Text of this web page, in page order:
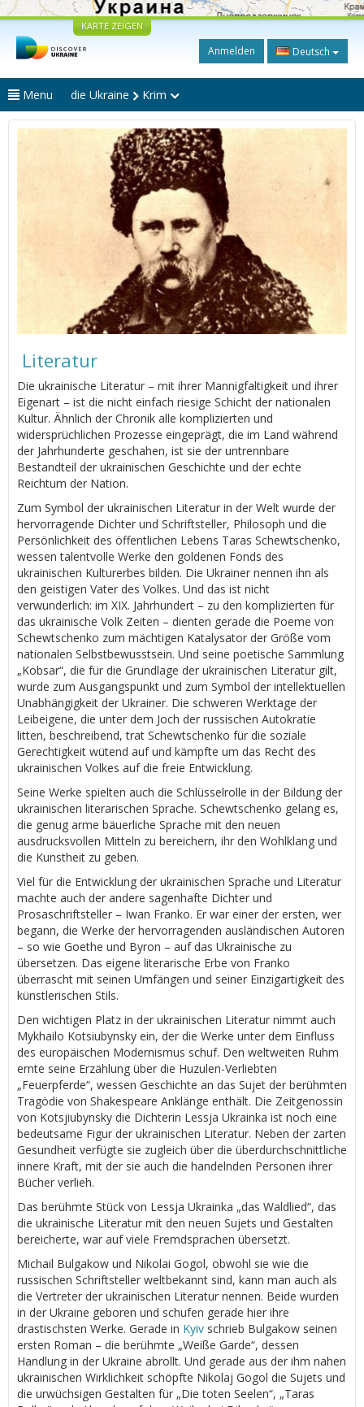
KARTE ZEIGEN
Anmelden Deutsch
Menu die Ukraine Krim
Literatur
Die ukrainische Literatur – mit ihrer Mannigfaltigkeit und ihrer
Eigenart – ist die nicht einfach riesige Schicht der nationalen
Kultur. Ähnlich der Chronik alle komplizierten und
widersprüchlichen Prozesse eingeprägt, die im Land während
der Jahrhunderte geschahen, ist sie der untrennbare
Bestandteil der ukrainischen Geschichte und der echte
Reichtum der Nation.
Zum Symbol der ukrainischen Literatur in der Welt wurde der
hervorragende Dichter und Schriftsteller, Philosoph und die
Persönlichkeit des öffentlichen Lebens Taras Schewtschenko,
wessen talentvolle Werke den goldenen Fonds des
ukrainischen Kulturerbes bilden. Die Ukrainer nennen ihn als
den geistigen Vater des Volkes. Und das ist nicht
verwunderlich: im XIX. Jahrhundert – zu den komplizierten für
das ukrainische Volk Zeiten – dienten gerade die Poeme von
Schewtschenko zum mächtigen Katalysator der Größe vom
nationalen Selbstbewusstsein. Und seine poetische Sammlung
„Kobsar“, die für die Grundlage der ukrainischen Literatur gilt,
wurde zum Ausgangspunkt und zum Symbol der intellektuellen
Unabhängigkeit der Ukrainer. Die schweren Werktage der
Leibeigene, die unter dem Joch der russischen Autokratie
litten, beschreibend, trat Schewtschenko für die soziale
Gerechtigkeit wütend auf und kämpfte um das Recht des
ukrainischen Volkes auf die freie Entwicklung.
Seine Werke spielten auch die Schlüsselrolle in der Bildung der
ukrainischen literarischen Sprache. Schewtschenko gelang es,
die genug arme bäuerliche Sprache mit den neuen
ausdrucksvollen Mitteln zu bereichern, ihr den Wohlklang und
die Kunstheit zu geben.
Viel für die Entwicklung der ukrainischen Sprache und Literatur
machte auch der andere sagenhafte Dichter und
Prosaschriftsteller – Iwan Franko. Er war einer der ersten, wer
begann, die Werke der hervorragenden ausländischen Autoren
– so wie Goethe und Byron – auf das Ukrainische zu
übersetzen. Das eigene literarische Erbe von Franko
überrascht mit seinen Umfängen und seiner Einzigartigkeit des
künstlerischen Stils.
Den wichtigen Platz in der ukrainischen Literatur nimmt auch
Mykhailo Kotsiubynsky ein, der die Werke unter dem Einfluss
des europäischen Modernismus schuf. Den weltweiten Ruhm
ernte seine Erzählung über die Huzulen-Verliebten
„Feuerpferde“, wessen Geschichte an das Sujet der berühmten
Tragödie von Shakespeare Anklänge enthält. Die Zeitgenossin
von Kotsjiubynsky die Dichterin Lessja Ukrainka ist noch eine
bedeutsame Figur der ukrainischen Literatur. Neben der zarten
Gesundheit verfügte sie zugleich über die überdurchschnittliche
innere Kraft, mit der sie auch die handelnden Personen ihrer
Bücher verlieh.
Das berühmte Stück von Lessja Ukrainka „das Waldlied“, das
die ukrainische Literatur mit den neuen Sujets und Gestalten
bereicherte, war auf viele Fremdsprachen übersetzt.
Michail Bulgakow und Nikolai Gogol, obwohl sie wie die
russischen Schriftsteller weltbekannt sind, kann man auch als
die Vertreter der ukrainischen Literatur nennen. Beide wurden
in der Ukraine geboren und schufen gerade hier ihre
drastischsten Werke. Gerade in Kyiv schrieb Bulgakow seinen
ersten Roman – die berühmte „Weiße Garde“, dessen
Handlung in der Ukraine abrollt. Und gerade aus der ihm nahen
ukrainischen Wirklichkeit schöpfte Nikolaj Gogol die Sujets und
die urwüchsigen Gestalten für „Die toten Seelen“, „Taras